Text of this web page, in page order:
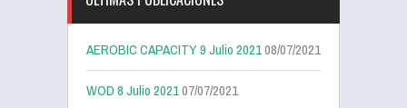
AEROBIC CAPACITY 9 Julio 202108/07/2021
WOD 8 Julio 202107/07/2021